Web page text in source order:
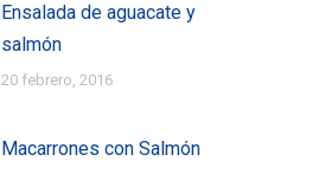
Ensalada de aguacate y
salmón
20 febrero, 2016
Macarrones con Salmón